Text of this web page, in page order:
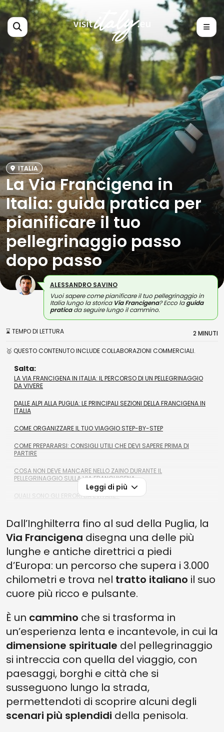
ITALIA
La Via Francigena in
Italia: guida pratica per
pianificare il tuo
pellegrinaggio passo
dopo passo
ALESSANDRO SAVINO
Vuoi sapere come pianificare il tuo pellegrinaggio in
Italia lungo la storica Via Francigena? Ecco laguida
praticada seguire lungo il cammino.
⌛ TEMPO DI LETTURA 2 MINUTI
🥇 QUESTO CONTENUTO INCLUDE COLLABORAZIONI COMMERCIALI.
Salta:
LA VIA FRANCIGENA IN ITALIA: IL PERCORSO DI UN PELLEGRINAGGIO
DA VIVERE
DALLE ALPI ALLA PUGLIA: LE PRINCIPALI SEZIONI DELLA FRANCIGENA IN
ITALIA
COME ORGANIZZARE IL TUO VIAGGIO STEP-BY-STEP
COME PREPARARSI: CONSIGLI UTILI CHE DEVI SAPERE PRIMA DI
PARTIRE
COSA NON DEVE MANCARE NELLO ZAINO DURANTE IL
PELLEGRINAGGIO SULLA VIA FRANCHIGENA
QUALI SONO GLI ERRORI DA EVITARE?
Leggi di più
Dall’Inghilterra fino al sud della Puglia, la
Via Francigena disegna una delle più
lunghe e antiche direttrici a piedi
d’Europa: un percorso che supera i 3.000
chilometri e trova nel tratto italiano il suo
cuore più ricco e pulsante.
È un cammino che si trasforma in
un’esperienza lenta e incantevole, in cui la
dimensione spirituale del pellegrinaggio
si intreccia con quella del viaggio, con
paesaggi, borghi e città che si
susseguono lungo la strada,
permettendoti di scoprire alcuni degli
scenari più splendidi della penisola.